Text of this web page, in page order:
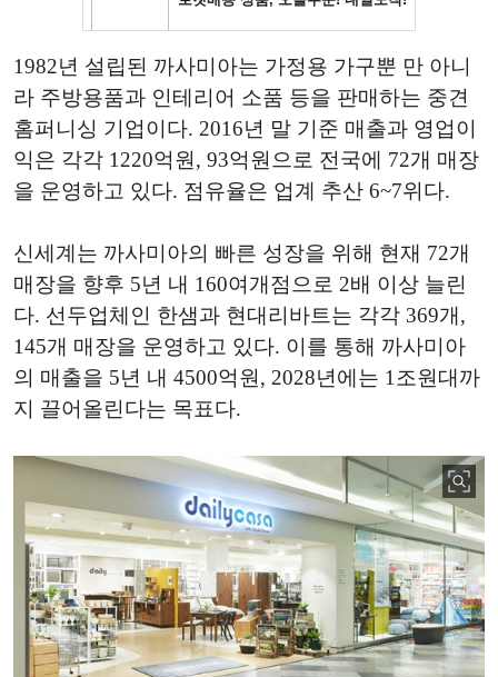
1982년 설립된 까사미아는 가정용 가구뿐 만 아니
라 주방용품과 인테리어 소품 등을 판매하는 중견
홈퍼니싱 기업이다. 2016년 말 기준 매출과 영업이
익은 각각 1220억원, 93억원으로 전국에 72개 매장
을 운영하고 있다. 점유율은 업계 추산 6~7위다.
신세계는 까사미아의 빠른 성장을 위해 현재 72개
매장을 향후 5년 내 160여개점으로 2배 이상 늘린
다. 선두업체인 한샘과 현대리바트는 각각 369개,
145개 매장을 운영하고 있다. 이를 통해 까사미아
의 매출을 5년 내 4500억원, 2028년에는 1조원대까
지 끌어올린다는 목표다.